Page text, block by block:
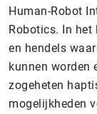
Human-Robot
Robotics. In
en hendels
kunnen worden
zogeheten
mogelijkheden